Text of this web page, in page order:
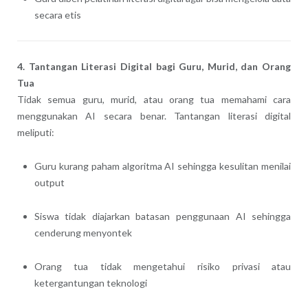
secara etis
4. Tantangan Literasi Digital bagi Guru, Murid, dan Orang
Tua
Tidak semua guru, murid, atau orang tua memahami cara
menggunakan AI secara benar. Tantangan literasi digital
meliputi:
Guru kurang paham algoritma AI sehingga kesulitan menilai
output
Siswa tidak diajarkan batasan penggunaan AI sehingga
cenderung menyontek
Orang tua tidak mengetahui risiko privasi atau
ketergantungan teknologi